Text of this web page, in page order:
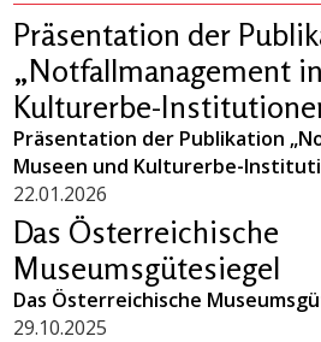
Präsentation der
„Notfallmanagement
Kulturerbe-
Präsentation der Publikation
Museen und Kulturerbe-
22.01.2026
Das Österreichische
Museumsgütesiegel
Das Österreichische
29.10.2025